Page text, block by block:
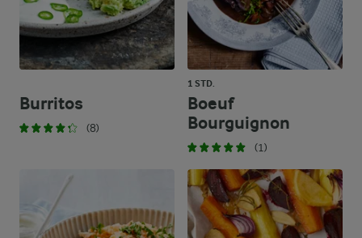
Burritos
(8)
1 STD.
Boeuf
Bourguignon
(1)